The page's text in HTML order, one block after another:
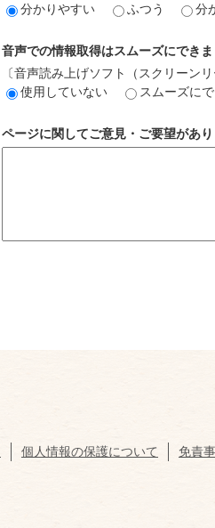
分かりやすい
ふつう 分
音声での情報取得はスムーズにできま
〔音声読み上げソフト（スクリーン
使用していない
スムーズに
ページに関してご意見・ご要望があ
個人情報の保護について 免責